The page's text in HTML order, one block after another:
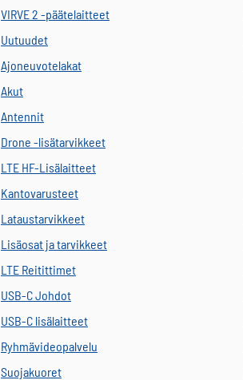
VIRVE 2 -päätelaitteet
Uutuudet
Ajoneuvotelakat
Akut
Antennit
Drone -lisätarvikkeet
LTE HF-Lisälaitteet
Kantovarusteet
Lataustarvikkeet
Lisäosat ja tarvikkeet
LTE Reitittimet
USB-C Johdot
USB-C lisälaitteet
Ryhmävideopalvelu
Suojakuoret